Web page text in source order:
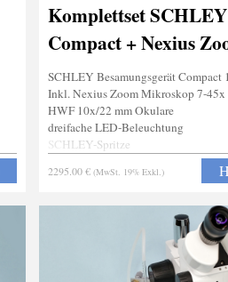
Komplettset SCHLEY
Compact + Nexius
SCHLEY Besamungsgerät Compact
Inkl. Nexius Zoom Mikroskop 7-45x
HWF 10x/22 mm Okulare
dreifache LED-Beleuchtung
SCHLEY-Spritze
Narkosevorrichtung
2295.00 € (MwSt. 19% Exkl.)